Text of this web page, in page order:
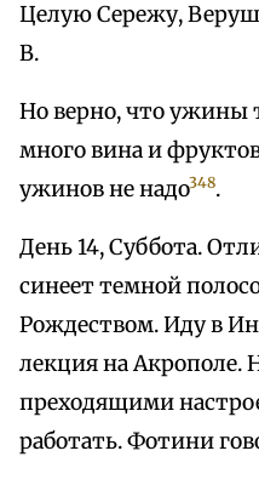
Целую Сережу,
В.
Но верно, что ужины
много вина и
ужинов не надо348.
День 14, Суббота.
синеет темной
Рождеством. Иду в
лекция на Акрополе.
преходящими
работать. Фотини